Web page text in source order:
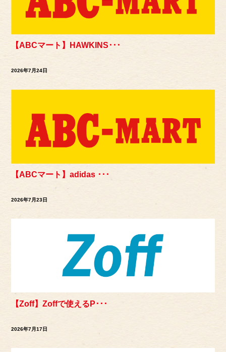
【ABCマート】HAWKINS･･･
2026年7月24日
【ABCマート】adidas ･･･
2026年7月23日
【Zoff】Zoffで使えるP･･･
2026年7月17日